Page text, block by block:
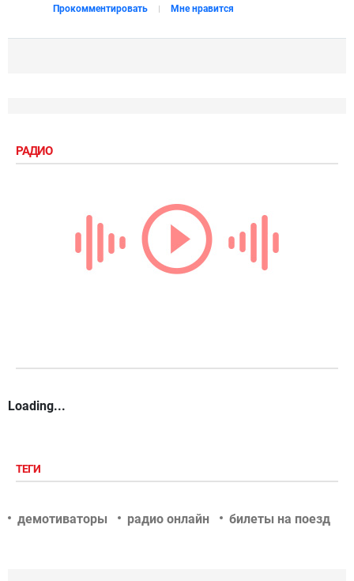
Прокомментировать Мне нравится
РАДИО
Loading...
ТЕГИ
демотиваторы радио онлайн билеты на поезд